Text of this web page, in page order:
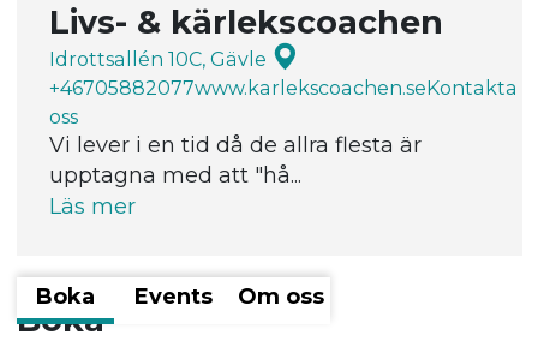
Livs- & kärlekscoachen
Idrottsallén 10C, Gävle
+46705882077www.karlekscoachen.seKontakta
oss
Vi lever i en tid då de allra flesta är
upptagna med att "hå...
Läs mer
Boka Events Om oss
Boka